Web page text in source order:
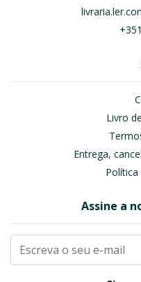
Livro
Entrega,
Política
Assine a